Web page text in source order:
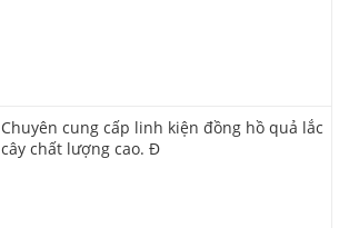
Chuyên cung cấp linh kiện đồng hồ quả lắc
cây chất lượng cao. Đ